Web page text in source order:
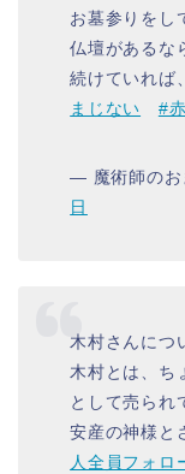
お墓参りをし
仏壇があるな
続けていれば
まじない
#
— 魔術師の
日
木村さんにつ
木村とは、ち
として売られ
安産の神様と
人全員フォロ